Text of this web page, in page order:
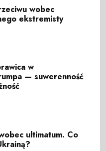
wobec
ekstremisty
w
— suwerenność
ultimatum. Co